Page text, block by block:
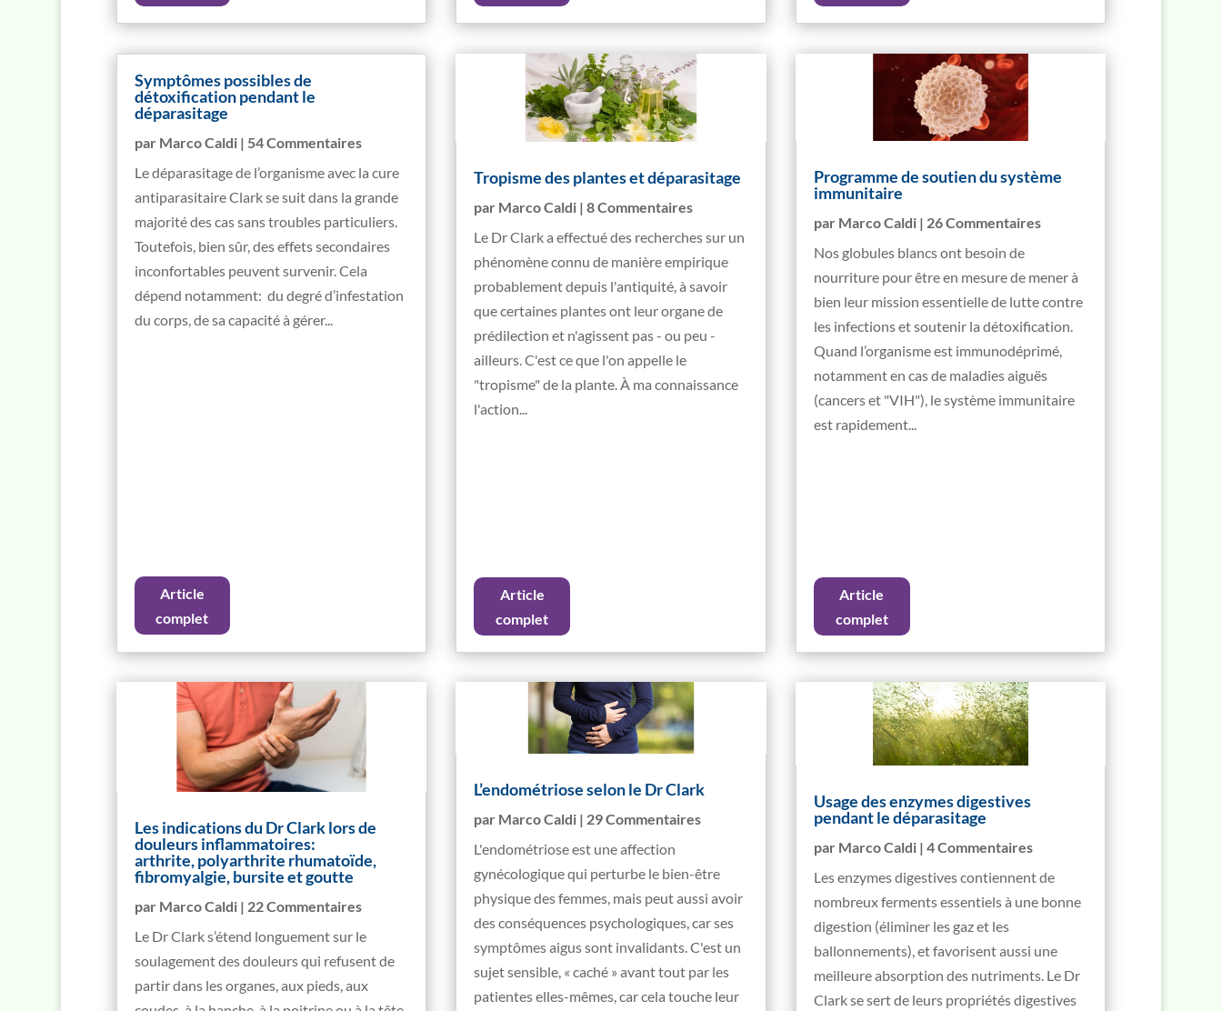
Symptômes possibles de
détoxification pendant le
déparasitage
par Marco Caldi| 54 Commentaires
Le déparasitage de l’organisme avec la cure
antiparasitaire Clark se suit dans la grande
majorité des cas sans troubles particuliers.
Toutefois, bien sûr, des effets secondaires
inconfortables peuvent survenir. Cela
dépend notamment: du degré d’infestation
du corps, de sa capacité à gérer...
Article
complet
Les indications du Dr Clark lors de
douleurs inflammatoires:
arthrite, polyarthrite rhumatoïde,
fibromyalgie, bursite et goutte
par Marco Caldi| 22 Commentaires
Le Dr Clark s’étend longuement sur le
soulagement des douleurs qui refusent de
partir dans les organes, aux pieds, aux
Tropisme des plantes et déparasitage
par Marco Caldi | 8 Commentaires
Le Dr Clark a effectué des recherches sur un
phénomène connu de manière empirique
probablement depuis l'antiquité, à savoir
que certaines plantes ont leur organe de
prédilection et n'agissent pas - ou peu -
ailleurs. C'est ce que l'on appelle le
"tropisme" de la plante. À ma connaissance
l'action...
Article
complet
L’endométriose selon le Dr Clark
par Marco Caldi | 29 Commentaires
L'endométriose est une affection
gynécologique qui perturbe le bien-être
physique des femmes, mais peut aussi avoir
des conséquences psychologiques, car ses
symptômes aigus sont invalidants. C'est un
sujet sensible, « caché » avant tout par les
patientes elles-mêmes, car cela touche leur
Programme de soutien du système
immunitaire
par Marco Caldi | 26 Commentaires
Nos globules blancs ont besoin de
nourriture pour être en mesure de mener à
bien leur mission essentielle de lutte contre
les infections et soutenir la détoxification.
Quand l’organisme est immunodéprimé,
notamment en cas de maladies aiguës
(cancers et "VIH"), le système immunitaire
est rapidement...
Article
complet
Usage des enzymes digestives
pendant le déparasitage
par Marco Caldi | 4 Commentaires
Les enzymes digestives contiennent de
nombreux ferments essentiels à une bonne
digestion (éliminer les gaz et les
ballonnements), et favorisent aussi une
meilleure absorption des nutriments. Le Dr
Clark se sert de leurs propriétés digestives